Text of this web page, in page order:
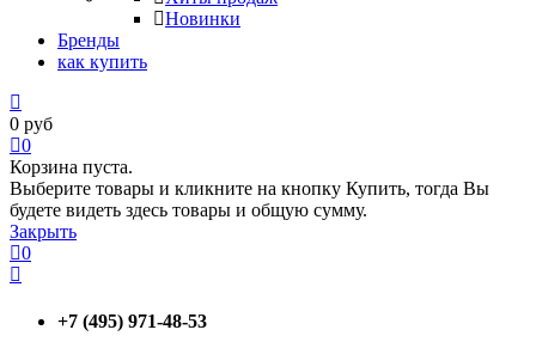
Новинки
Бренды
как купить
0 руб
0
Корзина пуста.
Выберите товары и кликните на кнопку Купить, тогда Вы
будете видеть здесь товары и общую сумму.
Закрыть
0
+7 (495) 971-48-53